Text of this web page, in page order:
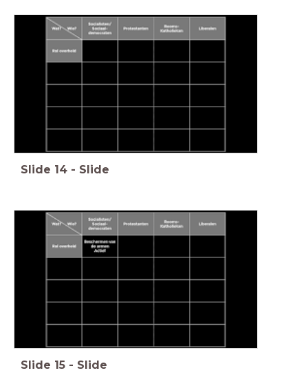
Slide 14 - Slide
Slide 15 - Slide